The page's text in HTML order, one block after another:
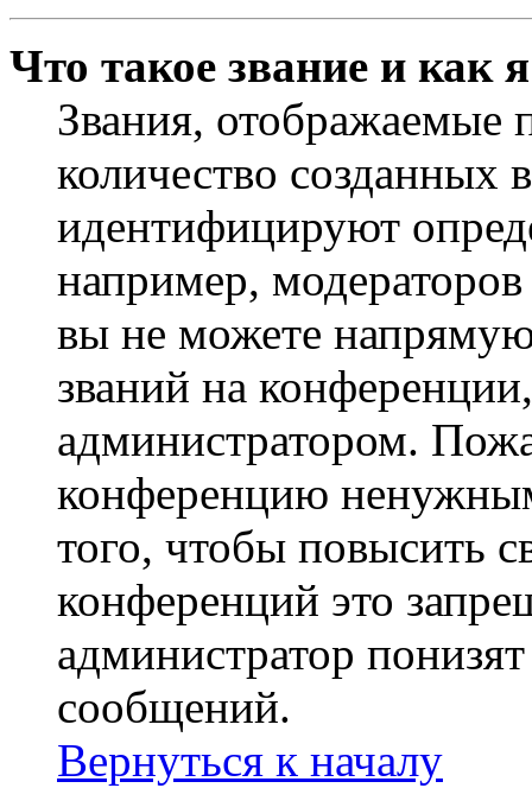
Что такое звание и как
Звания,
количество
идентифицируют
например,
вы не можете
званий на
администратором.
конференцию
того, чтобы повысить
конференций это
администратор
сообщений.
Вернуться к началу